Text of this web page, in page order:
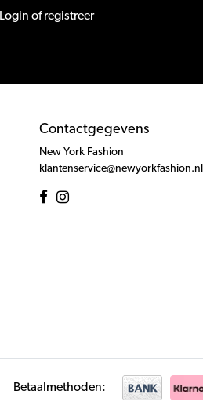
Login of registreer
Contactgegevens
New York Fashion
klantenservice@newyorkfashion.nl
Betaalmethoden: